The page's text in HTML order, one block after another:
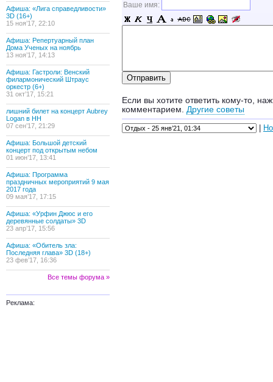
Афиша: «Лига справедливости»
3D (16+)
15 ноя’17, 22:10
Афиша: Репертуарный план
Дома Ученых на ноябрь
13 ноя’17, 14:13
Афиша: Гастроли: Венский
филармонический Штраус
оркестр (6+)
31 окт’17, 15:21
лишний билет на концерт Aubrey
Logan в НН
07 сен’17, 21:29
Афиша: Большой детский
концерт под открытым небом
01 июн’17, 13:41
Афиша: Программа
праздничных мероприятий 9 мая
2017 года
09 мая’17, 17:15
Афиша: «Урфин Джюс и его
деревянные солдаты» 3D
23 апр’17, 15:56
Афиша: «Обитель зла:
Последняя глава» 3D (18+)
23 фев’17, 16:36
Все темы форума »
Реклама:
Ваше имя:
Если вы хотите ответить кому-то,
комментарием. Другие советы